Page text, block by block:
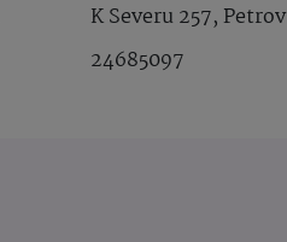
K Severu 257, Petrov
24685097